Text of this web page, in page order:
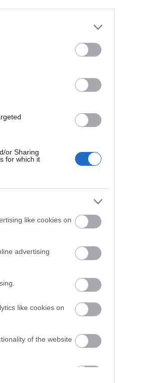
or Sharing
for which it
like cookies on
advertising
like cookies on
of the website
LEGFRISSEBB
Országos hírek
KECSKEMÉTEN
EGYETEM
A
a
Országos hírek
Túlfogyasztás
emberiség a Föld
Ma van idén a
eddigre használta
erőforrásokat,
megújítani. Ettől a
már „hitelből élünk”
közleményében a
BEINDULT AZ